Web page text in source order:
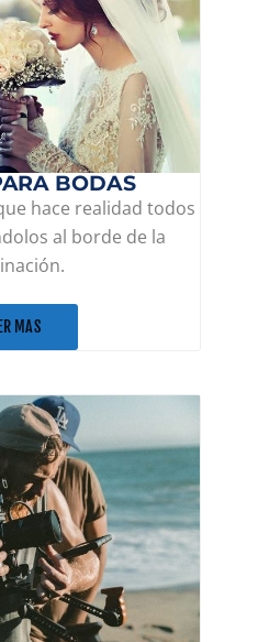
BODAS
hace realidad todos
al borde de la
MAS